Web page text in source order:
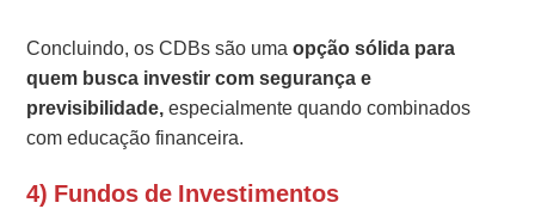
Concluindo, os CDBs são umaopção sólida para
quem busca investir com segurança e
previsibilidade,especialmente quando combinados
com educação financeira.
4) Fundos de Investimentos